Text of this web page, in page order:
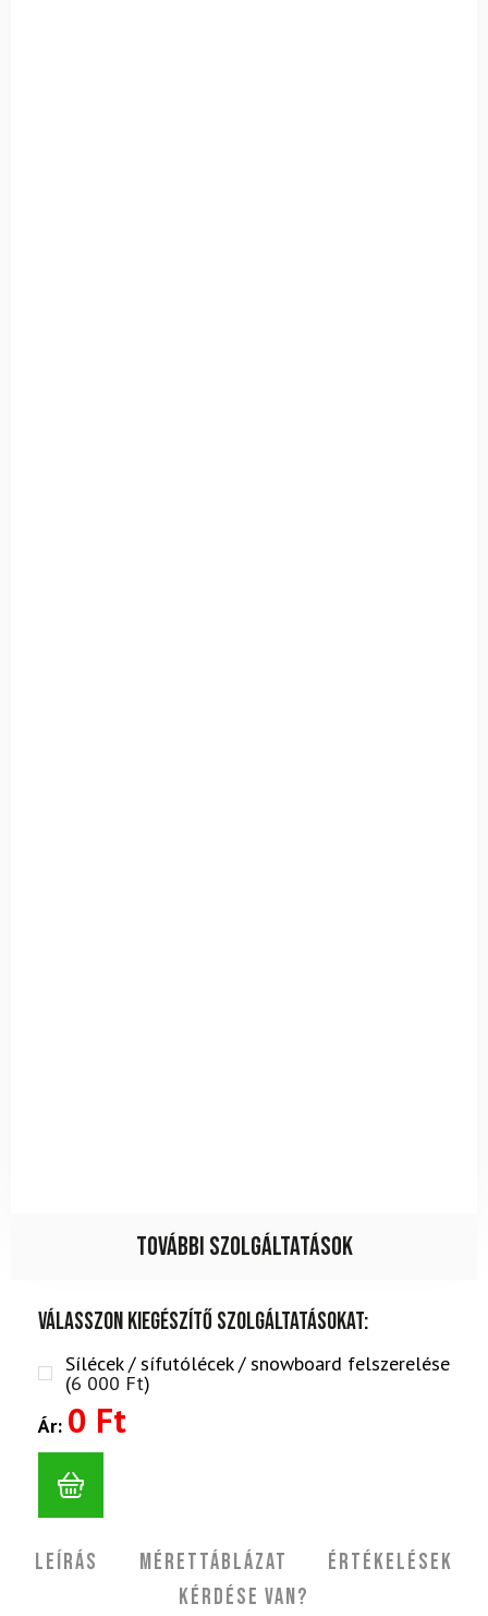
További szolgáltatások
Válasszon kiegészítő szolgáltatásokat:
Sílécek / sífutólécek / snowboard felszerelése
(6 000 Ft)
Ár: 0 Ft
Leírás Mérettáblázat
Értékelések
Kérdése van?